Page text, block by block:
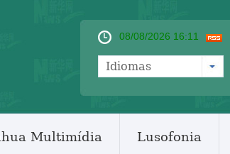
08/08/2026 16:11
Idiomas
Multimídia Lusofonia